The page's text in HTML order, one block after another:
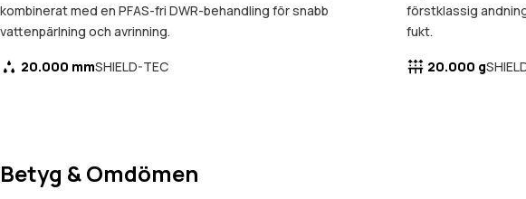
kombinerat med en PFAS-fri DWR-behandling för snabb
vattenpärlning och avrinning.
20.000 mmSHIELD-TEC
förstklassig
fukt.
20.000 g
Betyg & Omdömen